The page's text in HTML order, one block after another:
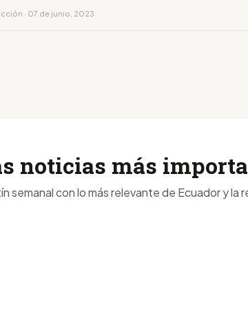
· 07 de junio, 2023
noticias más
semanal con lo más relevante de Ecuador y la